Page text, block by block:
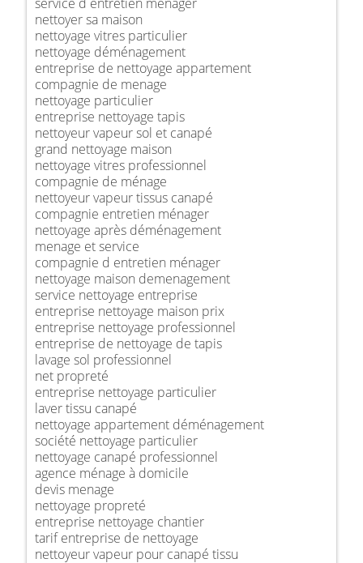
nettoyer sa maison
nettoyage vitres particulier
nettoyage déménagement
entreprise de nettoyage appartement
compagnie de menage
nettoyage particulier
entreprise nettoyage tapis
nettoyeur vapeur sol et canapé
grand nettoyage maison
nettoyage vitres professionnel
compagnie de ménage
nettoyeur vapeur tissus canapé
compagnie entretien ménager
nettoyage après déménagement
menage et service
compagnie d entretien ménager
nettoyage maison demenagement
service nettoyage entreprise
entreprise nettoyage maison prix
entreprise nettoyage professionnel
entreprise de nettoyage de tapis
lavage sol professionnel
net propreté
entreprise nettoyage particulier
laver tissu canapé
nettoyage appartement déménagement
société nettoyage particulier
nettoyage canapé professionnel
agence ménage à domicile
devis menage
nettoyage propreté
entreprise nettoyage chantier
tarif entreprise de nettoyage
nettoyeur vapeur pour canapé tissu